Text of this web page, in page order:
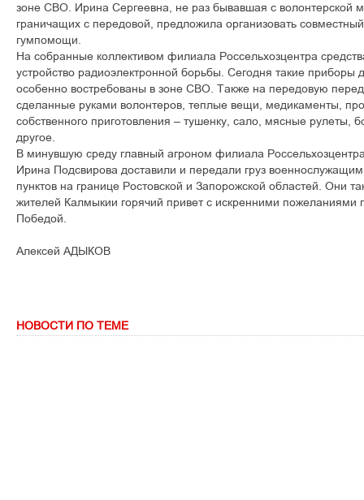
зоне СВО. Ирина Сергеевна, не раз бывавшая с волонтерской
граничащих с передовой, предложила организовать
гумпомощи.
На собранные коллективом филиала Россельхозцентра
устройство радиоэлектронной борьбы. Сегодня такие приборы
особенно востребованы в зоне СВО. Также на передовую
сделанные руками волонтеров, теплые вещи, медикаменты,
собственного приготовления – тушенку, сало, мясные рулеты,
другое.
В минувшую среду главный агроном филиала
Ирина Подсвирова доставили и передали груз
пунктов на границе Ростовской и Запорожской областей. Они
жителей Калмыкии горячий привет с искренними пожеланиями
Победой.
Алексей АДЫКОВ
НОВОСТИ ПО ТЕМЕ